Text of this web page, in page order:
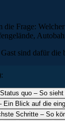
die Frage:
sind dafür
quo – So
Ein Blick auf die
Schritte – So